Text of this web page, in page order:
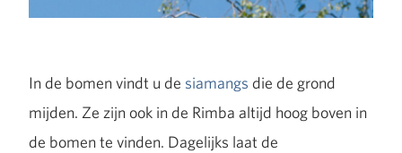
In de bomen vindt u de siamangs die de grond
mijden. Ze zijn ook in de Rimba altijd hoog boven in
de bomen te vinden. Dagelijks laat de